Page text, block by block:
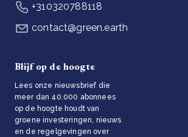
+310320788118
contact@green.earth
Blijf op de hoogte
Lees onze nieuwsbrief die
meer dan 40.000 abonnees
op de hoogte houdt van
groene investeringen, nieuws
en de regelgevingen over